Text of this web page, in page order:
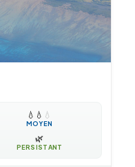
💧 💧 💧
MOYEN
🌿
PERSISTANT